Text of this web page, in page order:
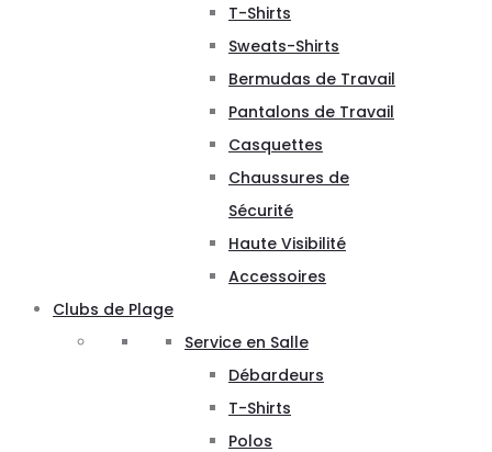
T-Shirts
Sweats-Shirts
Bermudas de Travail
Pantalons de Travail
Casquettes
Chaussures de
Sécurité
Haute Visibilité
Accessoires
Clubs de Plage
Service en Salle
Débardeurs
T-Shirts
Polos